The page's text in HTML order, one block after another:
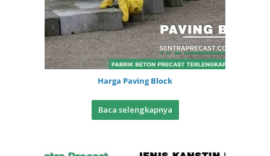
Harga Paving Block
Baca selengkapnya